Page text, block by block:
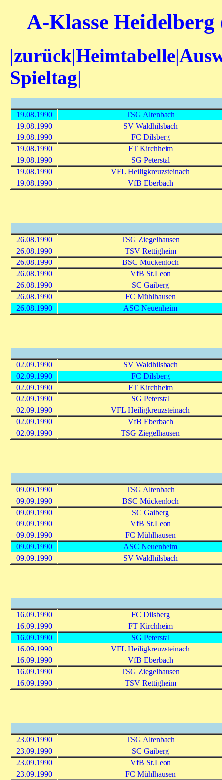
A-Klasse Heidelberg
|zurück|Heimtabelle|
Spieltag|
19.08.1990
TSG Altenbach
19.08.1990
SV Waldhilsbach
19.08.1990
FC Dilsberg
19.08.1990
FT Kirchheim
19.08.1990
SG Peterstal
19.08.1990
VFL Heiligkreuzsteinach
19.08.1990
VfB Eberbach
26.08.1990
TSG Ziegelhausen
26.08.1990
TSV Rettigheim
26.08.1990
BSC Mückenloch
26.08.1990
VfB St.Leon
26.08.1990
SC Gaiberg
26.08.1990
FC Mühlhausen
26.08.1990
ASC Neuenheim
02.09.1990
SV Waldhilsbach
02.09.1990
FC Dilsberg
02.09.1990
FT Kirchheim
02.09.1990
SG Peterstal
02.09.1990
VFL Heiligkreuzsteinach
02.09.1990
VfB Eberbach
02.09.1990
TSG Ziegelhausen
09.09.1990
TSG Altenbach
09.09.1990
BSC Mückenloch
09.09.1990
SC Gaiberg
09.09.1990
VfB St.Leon
09.09.1990
FC Mühlhausen
09.09.1990
ASC Neuenheim
09.09.1990
SV Waldhilsbach
16.09.1990
FC Dilsberg
16.09.1990
FT Kirchheim
16.09.1990
SG Peterstal
16.09.1990
VFL Heiligkreuzsteinach
16.09.1990
VfB Eberbach
16.09.1990
TSG Ziegelhausen
16.09.1990
TSV Rettigheim
23.09.1990
TSG Altenbach
23.09.1990
SC Gaiberg
23.09.1990
VfB St.Leon
23.09.1990
FC Mühlhausen